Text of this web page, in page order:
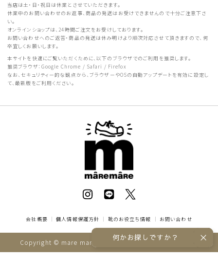
当店は土・日・祝日は休業とさせていただきます。
休業中のお問い合わせのお返事、商品の発送はお受けできませんので十分ご注意下さ
い。
オンラインショップは、24時間ご注文をお受けしております。
お問い合わせへのご返答・商品の発送は休み明けより順次対応させて頂きますので、何
卒宜しくお願いします。
本サイトを快適にご覧いただくために、以下のブラウザでのご利用を推奨します。
推奨ブラウザ：Google Chrome / Safari / Firefox
なお、セキュリティー的な観点から、ブラウザーやOSの自動アップデートを有効に設定し
て、最新版をご利用ください。
会社概要 ｜個人情報保護方針 ｜ 靴のお役立ち情報 ｜ お問い合わせ
Copyright © mare mare online store All rights reserved.
何かお探しですか？